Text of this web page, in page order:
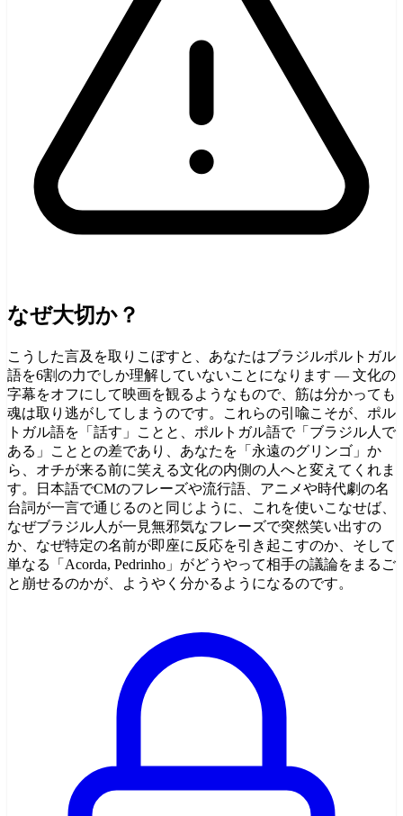
なぜ大切か？
こうした言及を取りこぼすと、あなたはブラジルポルトガル
語を6割の力でしか理解していないことになります — 文化の
字幕をオフにして映画を観るようなもので、筋は分かっても
魂は取り逃がしてしまうのです。これらの引喩こそが、ポル
トガル語を「話す」ことと、ポルトガル語で「ブラジル人で
ある」こととの差であり、あなたを「永遠のグリンゴ」か
ら、オチが来る前に笑える文化の内側の人へと変えてくれま
す。日本語でCMのフレーズや流行語、アニメや時代劇の名
台詞が一言で通じるのと同じように、これを使いこなせば、
なぜブラジル人が一見無邪気なフレーズで突然笑い出すの
か、なぜ特定の名前が即座に反応を引き起こすのか、そして
単なる「Acorda, Pedrinho」がどうやって相手の議論をまるご
と崩せるのかが、ようやく分かるようになるのです。